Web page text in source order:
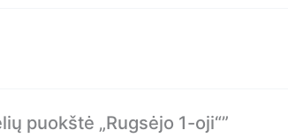
puokštė „Rugsėjo 1-oji“”